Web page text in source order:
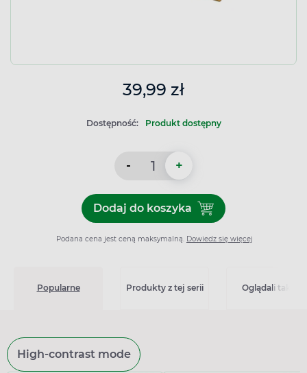
39,99 zł
Dostępność: Produkt dostępny
- +
Dodaj do koszykaDodaj do koszyka Vibovit
Podana cena jest ceną maksymalną. Dowiedz się więcej
Popularne Produkty z tej serii Oglądali także
High-contrast mode